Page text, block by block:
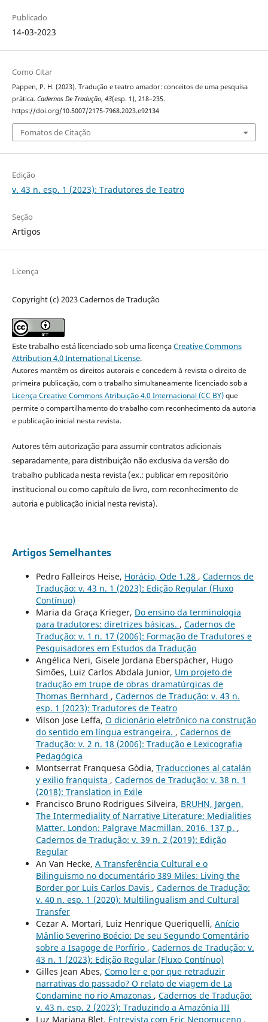
Publicado
14-03-2023
Como Citar
Pappen, P. H. (2023). Tradução e teatro amador: conceitos de uma pesquisa
prática. Cadernos De Tradução, 43(esp. 1), 218–235.
https://doi.org/10.5007/2175-7968.2023.e92134
Fomatos de Citação
Edição
v. 43 n. esp. 1 (2023): Tradutores de Teatro
Seção
Artigos
Licença
Copyright (c) 2023 Cadernos de Tradução
Este trabalho está licenciado sob uma licençaCreative Commons
Attribution 4.0 International License.
Autores mantêm os direitos autorais e concedem à revista o direito de
primeira publicação, com o trabalho simultaneamente licenciado sob a
Licença Creative Commons Atribuição 4.0 Internacional (CC BY)que
permite o compartilhamento do trabalho com reconhecimento da autoria
e publicação inicial nesta revista.
Autores têm autorização para assumir contratos adicionais
separadamente, para distribuição não exclusiva da versão do
trabalho publicada nesta revista (ex.: publicar em repositório
institucional ou como capítulo de livro, com reconhecimento de
autoria e publicação inicial nesta revista).
Artigos Semelhantes
Pedro Falleiros Heise, Horácio, Ode 1.28 , Cadernos de
Tradução: v. 43 n. 1 (2023): Edição Regular (Fluxo
Contínuo)
Maria da Graça Krieger, Do ensino da terminologia
para tradutores: diretrizes básicas. , Cadernos de
Tradução: v. 1 n. 17 (2006): Formação de Tradutores e
Pesquisadores em Estudos da Tradução
Angélica Neri, Gisele Jordana Eberspächer, Hugo
Simões, Luiz Carlos Abdala Junior, Um projeto de
tradução em trupe de obras dramatúrgicas de
Thomas Bernhard , Cadernos de Tradução: v. 43 n.
esp. 1 (2023): Tradutores de Teatro
Vilson Jose Leffa, O dicionário eletrônico na construção
do sentido em língua estrangeira. , Cadernos de
Tradução: v. 2 n. 18 (2006): Tradução e Lexicografia
Pedagógica
Montserrat Franquesa Gòdia, Traducciones al catalán
y exilio franquista , Cadernos de Tradução: v. 38 n. 1
(2018): Translation in Exile
Francisco Bruno Rodrigues Silveira, BRUHN, Jørgen.
The Intermediality of Narrative Literature: Medialities
Matter. London: Palgrave Macmillan, 2016, 137 p. ,
Cadernos de Tradução: v. 39 n. 2 (2019): Edição
Regular
An Van Hecke, A Transferência Cultural e o
Bilinguismo no documentário 389 Miles: Living the
Border por Luis Carlos Davis , Cadernos de Tradução:
v. 40 n. esp. 1 (2020): Multilingualism and Cultural
Transfer
Cezar A. Mortari, Luiz Henrique Queriquelli, Anício
Mânlio Severino Boécio: De seu Segundo Comentário
sobre a Isagoge de Porfírio , Cadernos de Tradução: v.
43 n. 1 (2023): Edição Regular (Fluxo Contínuo)
Gilles Jean Abes, Como ler e por que retraduzir
narrativas do passado? O relato de viagem de La
Condamine no rio Amazonas , Cadernos de Tradução:
v. 43 n. esp. 2 (2023): Traduzindo a Amazônia III
Luz Mariana Blet, Entrevista com Eric Nepomuceno ,